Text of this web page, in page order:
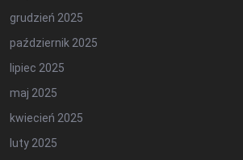
grudzień 2025
październik 2025
lipiec 2025
maj 2025
kwiecień 2025
luty 2025